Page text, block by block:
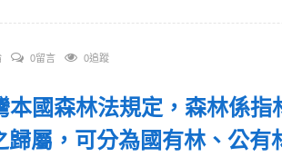
0留言 0追蹤
本國森林法規定，森林係
歸屬，可分為國有林、公